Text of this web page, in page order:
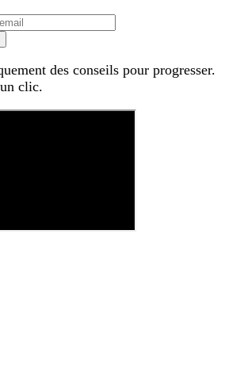
des conseils pour progresser.
clic.